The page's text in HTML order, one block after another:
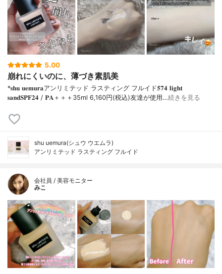
5.00
崩れにくいのに、薄づき素肌美
*𝐬𝐡𝐮 𝐮𝐞𝐦𝐮𝐫𝐚アンリミテッド ラスティング フルイド𝟓𝟕𝟒 𝐥𝐢𝐠𝐡𝐭
𝐬𝐚𝐧𝐝𝐒𝐏𝐅𝟐𝟒 / 𝐏𝐀＋＋＋⁡35ml 6,160円(税込)⁡友達が使用…続きを見る
shu uemura(シュウ ウエムラ)
アンリミテッド ラスティング フルイド
会社員 / 美容モニター
みこ